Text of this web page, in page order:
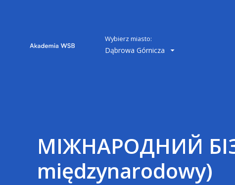
Wybierz miasto:
Dąbrowa Górnicza
МІЖНАРОДНИЙ
międzynarodowy)